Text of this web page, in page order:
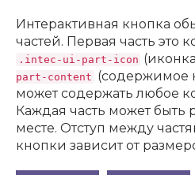
Интерактивная кнопка
частей. Первая часть это
.intec-ui-part-icon
part-content (содержимое
может содержать любое
Каждая часть может быть
месте. Отступ между
кнопки зависит от